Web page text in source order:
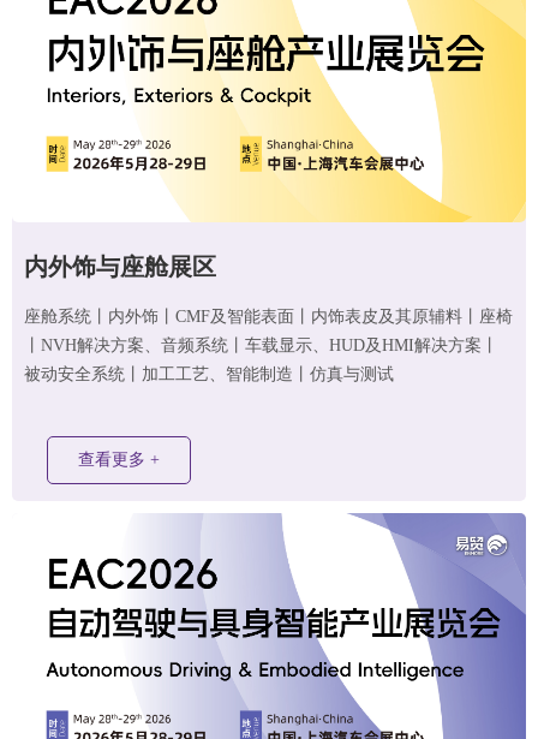
内外饰与座舱展区
座舱系统丨内外饰丨CMF及智能表面丨内饰表皮及其原辅料丨座椅
丨NVH解决方案、音频系统丨车载显示、HUD及HMI解决方案丨
被动安全系统丨加工工艺、智能制造丨仿真与测试
查看更多 +